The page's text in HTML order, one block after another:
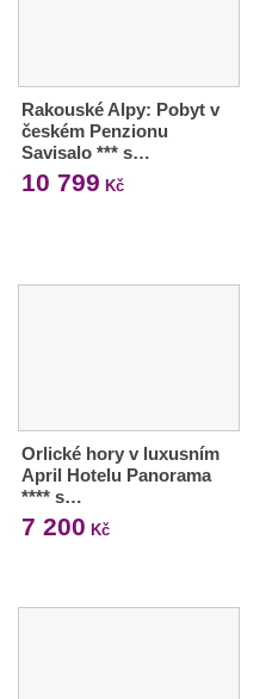
Rakouské Alpy: Pobyt v
českém Penzionu
Savisalo *** s…
10 799 Kč
Orlické hory v luxusním
April Hotelu Panorama
**** s…
7 200 Kč